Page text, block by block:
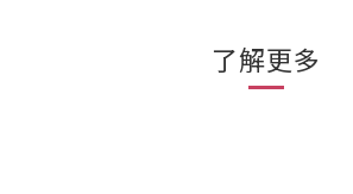
了解更多